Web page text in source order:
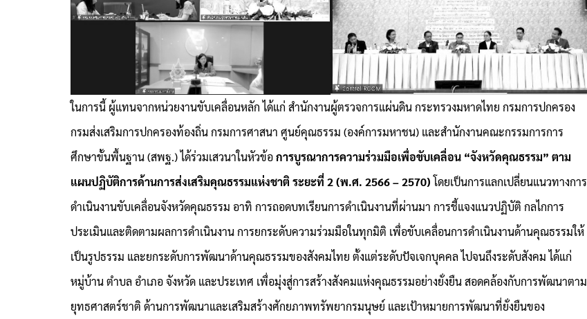
ในการนี้ ผู้แทนจากหน่วยงานขับเคลื่อนหลัก ได้แก่ สำนักงานผู้ตรวจการแผ่นดิน กระทรวงมหาดไทย กรมการปกครอง
กรมส่งเสริมการปกครองท้องถิ่น กรมการศาสนา ศูนย์คุณธรรม (องค์การมหาชน) และสำนักงานคณะกรรมการการ
ศึกษาขั้นพื้นฐาน (สพฐ.) ได้ร่วมเสวนาในหัวข้อการบูรณาการความร่วมมือเพื่อขับเคลื่อน “จังหวัดคุณธรรม” ตาม
แผนปฏิบัติการด้านการส่งเสริมคุณธรรมแห่งชาติ ระยะที่ 2 (พ.ศ. 2566 – 2570) โดยเป็นการแลกเปลี่ยนแนวทางการ
ดำเนินงานขับเคลื่อนจังหวัดคุณธรรม อาทิ การถอดบทเรียนการดำเนินงานที่ผ่านมา การชี้แจงแนวปฏิบัติ กลไกการ
ประเมินและติดตามผลการดำเนินงาน การยกระดับความร่วมมือในทุกมิติ เพื่อขับเคลื่อนการดำเนินงานด้านคุณธรรมให้
เป็นรูปธรรม และยกระดับการพัฒนาด้านคุณธรรมของสังคมไทย ตั้งแต่ระดับปัจเจกบุคคล ไปจนถึงระดับสังคม ได้แก่
หมู่บ้าน ตำบล อำเภอ จังหวัด และประเทศ เพื่อมุ่งสู่การสร้างสังคมแห่งคุณธรรมอย่างยั่งยืน สอดคล้องกับการพัฒนาตาม
ยุทธศาสตร์ชาติ ด้านการพัฒนาและเสริมสร้างศักยภาพทรัพยากรมนุษย์ และเป้าหมายการพัฒนาที่ยั่งยืนของ